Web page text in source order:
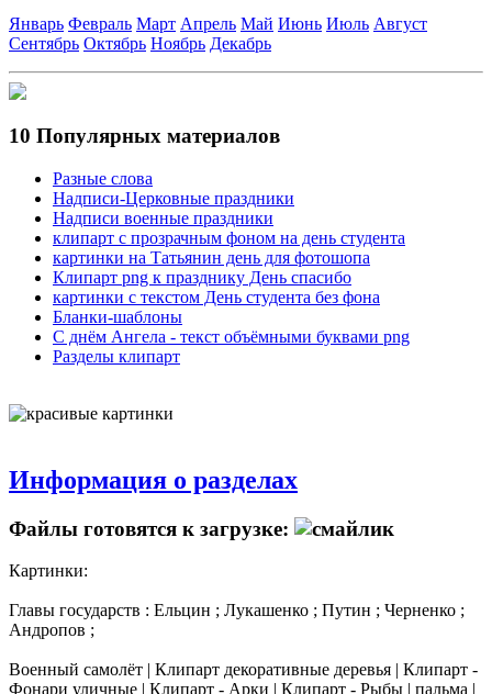
Январь Февраль Март Апрель Май Июнь Июль Август
Сентябрь Октябрь Ноябрь Декабрь
10 Популярных материалов
Разные слова
Надписи-Церковные праздники
Надписи военные праздники
клипарт с прозрачным фоном на день студента
картинки на Татьянин день для фотошопа
Клипарт png к празднику День спасибо
картинки с текстом День студента без фона
Бланки-шаблоны
С днём Ангела - текст объёмными буквами png
Разделы клипарт
Информация о разделах
Файлы готовятся к загрузке:
Картинки:
Главы государств : Ельцин ; Лукашенко ; Путин ; Черненко ;
Андропов ;
Военный самолёт | Клипарт декоративные деревья | Клипарт -
Фонари уличные | Клипарт - Арки | Клипарт - Рыбы | пальма |